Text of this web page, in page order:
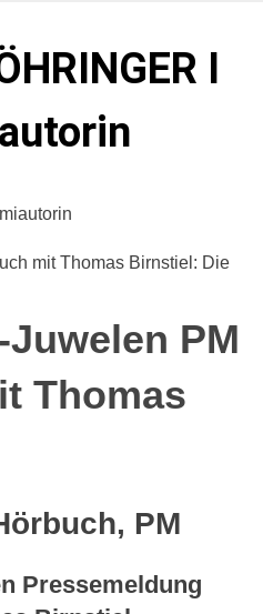
I
in der Münchner Altstadt.
PM
Thomas
PM
Pressemeldung